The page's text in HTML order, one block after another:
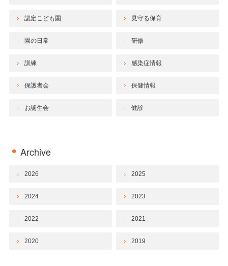
認定こども園 見守る保育
園の日常 研修
訓練 感染症情報
保護者会 保健情報
お誕生会 健診
Archive
2026 2025
2024 2023
2022 2021
2020 2019